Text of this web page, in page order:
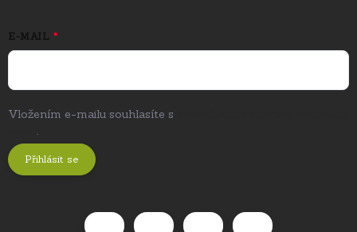
E-MAIL
Vložením e-mailu souhlasíte s
.
Přihlásit se